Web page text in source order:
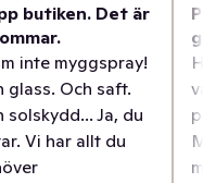
butiken. Det är
inte myggspray!
glass. Och saft.
solskydd... Ja, du
Vi har allt du